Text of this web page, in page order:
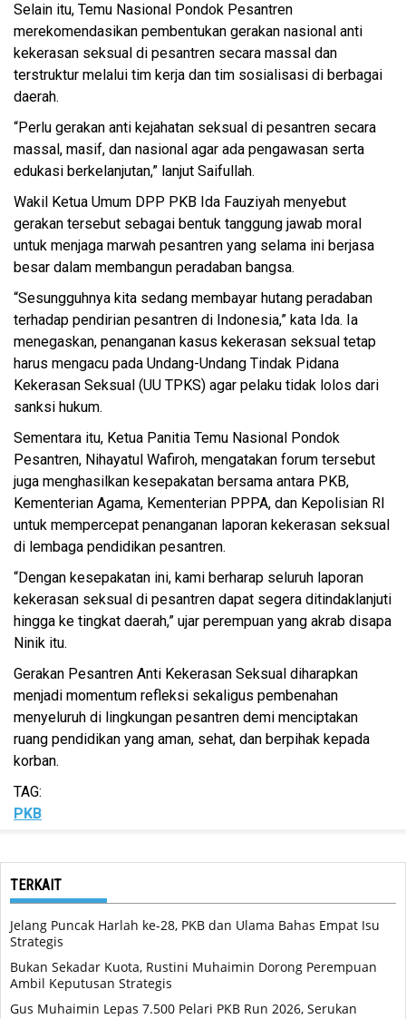
Selain itu, Temu Nasional Pondok Pesantren
merekomendasikan pembentukan gerakan nasional anti
kekerasan seksual di pesantren secara massal dan
terstruktur melalui tim kerja dan tim sosialisasi di berbagai
daerah.
“Perlu gerakan anti kejahatan seksual di pesantren secara
massal, masif, dan nasional agar ada pengawasan serta
edukasi berkelanjutan,” lanjut Saifullah.
Wakil Ketua Umum DPP PKB Ida Fauziyah menyebut
gerakan tersebut sebagai bentuk tanggung jawab moral
untuk menjaga marwah pesantren yang selama ini berjasa
besar dalam membangun peradaban bangsa.
“Sesungguhnya kita sedang membayar hutang peradaban
terhadap pendirian pesantren di Indonesia,” kata Ida. Ia
menegaskan, penanganan kasus kekerasan seksual tetap
harus mengacu pada Undang-Undang Tindak Pidana
Kekerasan Seksual (UU TPKS) agar pelaku tidak lolos dari
sanksi hukum.
Sementara itu, Ketua Panitia Temu Nasional Pondok
Pesantren, Nihayatul Wafiroh, mengatakan forum tersebut
juga menghasilkan kesepakatan bersama antara PKB,
Kementerian Agama, Kementerian PPPA, dan Kepolisian RI
untuk mempercepat penanganan laporan kekerasan seksual
di lembaga pendidikan pesantren.
“Dengan kesepakatan ini, kami berharap seluruh laporan
kekerasan seksual di pesantren dapat segera ditindaklanjuti
hingga ke tingkat daerah,” ujar perempuan yang akrab disapa
Ninik itu.
Gerakan Pesantren Anti Kekerasan Seksual diharapkan
menjadi momentum refleksi sekaligus pembenahan
menyeluruh di lingkungan pesantren demi menciptakan
ruang pendidikan yang aman, sehat, dan berpihak kepada
korban.
TAG:
PKB
TERKAIT
Jelang Puncak Harlah ke-28, PKB dan Ulama Bahas Empat Isu
Strategis
Bukan Sekadar Kuota, Rustini Muhaimin Dorong Perempuan
Ambil Keputusan Strategis
Gus Muhaimin Lepas 7.500 Pelari PKB Run 2026, Serukan